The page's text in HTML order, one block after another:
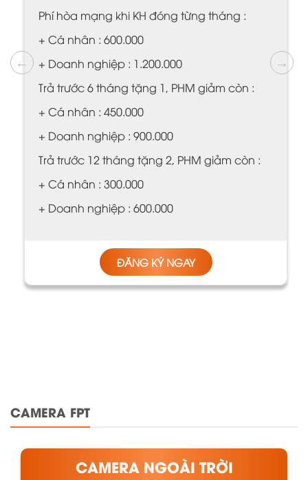
Phí hòa mạng khi KH đóng từng tháng :
+ Cá nhân : 600.000
+ Doanh nghiệp : 1.200.000
Trả trước 6 tháng tặng 1, PHM giảm còn :
+ Cá nhân : 450.000
+ Doanh nghiệp : 900.000
Trả trước 12 tháng tặng 2, PHM giảm còn :
+ Cá nhân : 300.000
+ Doanh nghiệp : 600.000
ĐĂNG KÝ NGAY
CAMERA FPT
CAMERA NGOÀI TRỜI